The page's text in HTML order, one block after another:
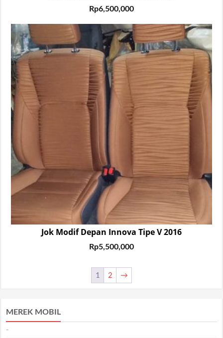
Rp6,500,000
Jok Modif Depan Innova Tipe V 2016
Rp5,500,000
1 2 →
MEREK MOBIL
-